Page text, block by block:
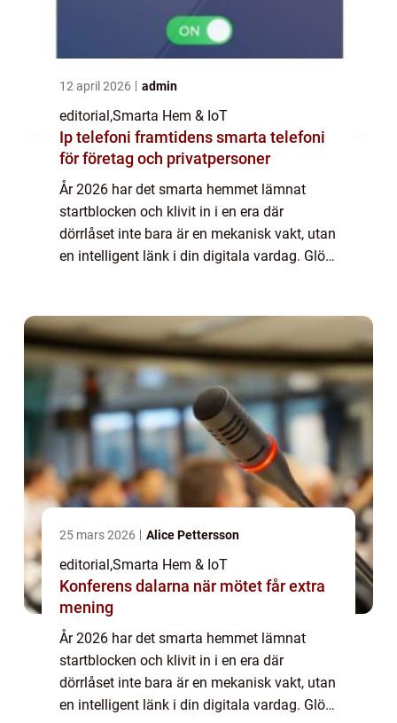
12 april 2026 admin
editorial,Smarta Hem & IoT
Ip telefoni framtidens smarta telefoni
för företag och privatpersoner
År 2026 har det smarta hemmet lämnat
startblocken och klivit in i en era där
dörrlåset inte bara är en mekanisk vakt, utan
en intelligent länk i din digitala vardag. Glöm
25 mars 2026 Alice Pettersson
editorial,Smarta Hem & IoT
Konferens dalarna när mötet får extra
mening
År 2026 har det smarta hemmet lämnat
startblocken och klivit in i en era där
dörrlåset inte bara är en mekanisk vakt, utan
en intelligent länk i din digitala vardag. Glöm